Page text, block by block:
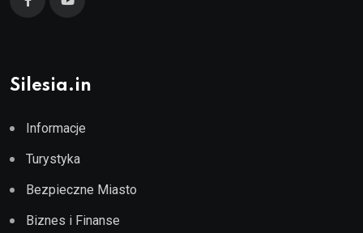
Silesia.in
Informacje
Turystyka
Bezpieczne Miasto
Biznes i Finanse